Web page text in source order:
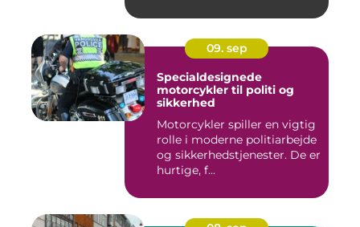
09. sep
Specialdesignede
motorcykler til politi og
sikkerhed
Motorcykler spiller en vigtig
rolle i moderne politiarbejde
og sikkerhedstjenester. De er
hurtige, f...